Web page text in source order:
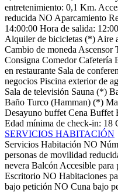
entretenimiento: 0,1 Km.
reducida NO Aparcamiento
14:00:00 Hora de salida:
Alquiler de bicicletas (*) Aire
Cambio de moneda Ascensor
Consigna Comedor Cafetería
en restaurante Sala de
negocios Piscina exterior de
Sala de televisión Sauna (*)
Baño Turco (Hamman) (*)
Desayuno buffet Cena Buffet
Edad mínima de check-in: 18
SERVICIOS HABITACIÓN
Servicios Habitación NO
personas de movilidad
nevera Balcón Accesible para
Escritorio NO Habitaciones
bajo petición NO Cuna bajo